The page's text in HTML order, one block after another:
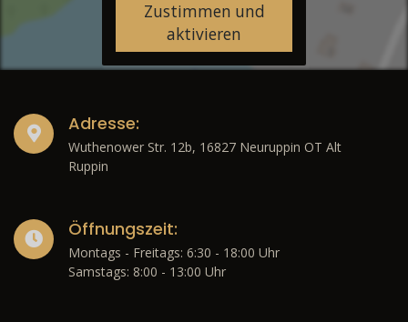
Zustimmen und
aktivieren
Adresse:
Wuthenower Str. 12b, 16827 Neuruppin OT Alt
Ruppin
Öffnungszeit:
Montags - Freitags: 6:30 - 18:00 Uhr
Samstags: 8:00 - 13:00 Uhr